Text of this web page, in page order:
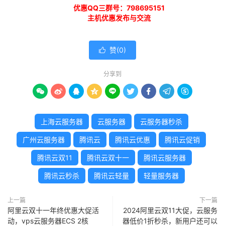
优惠QQ三群号：798695151
主机优惠发布与交流
 赞(0)
分享到
        
上海云服务器 云服务器 云服务器秒杀
广州云服务器 腾讯云 腾讯云优惠 腾讯云促销
腾讯云双11 腾讯云双十一 腾讯云服务器
腾讯云秒杀 腾讯云轻量 轻量服务器
上一篇
阿里云双十一年终优惠大促活
动，vps云服务器ECS 2核
下一篇
2024阿里云双11大促，云服务
器低价1折秒杀，新用户还可以